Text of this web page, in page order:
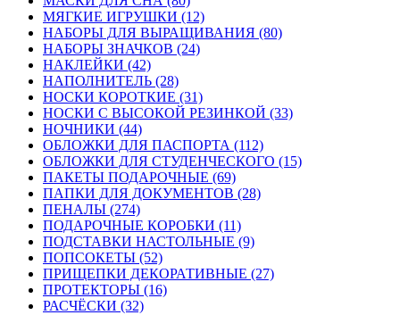
МЯГКИЕ ИГРУШКИ (12)
НАБОРЫ ДЛЯ ВЫРАЩИВАНИЯ (80)
НАБОРЫ ЗНАЧКОВ (24)
НАКЛЕЙКИ (42)
НАПОЛНИТЕЛЬ (28)
НОСКИ КОРОТКИЕ (31)
НОСКИ С ВЫСОКОЙ РЕЗИНКОЙ (33)
НОЧНИКИ (44)
ОБЛОЖКИ ДЛЯ ПАСПОРТА (112)
ОБЛОЖКИ ДЛЯ СТУДЕНЧЕСКОГО (15)
ПАКЕТЫ ПОДАРОЧНЫЕ (69)
ПАПКИ ДЛЯ ДОКУМЕНТОВ (28)
ПЕНАЛЫ (274)
ПОДАРОЧНЫЕ КОРОБКИ (11)
ПОДСТАВКИ НАСТОЛЬНЫЕ (9)
ПОПСОКЕТЫ (52)
ПРИЩЕПКИ ДЕКОРАТИВНЫЕ (27)
ПРОТЕКТОРЫ (16)
РАСЧЁСКИ (32)